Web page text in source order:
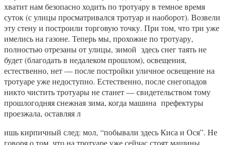
хватит нам безопасно ходить по тротуару в темное время
суток (с улицы просматривался тротуар и наоборот). Возвели
эту стену и построили торговую точку. При том, что три уже
имелись на газоне. Теперь мы, прохожие по тротуару,
полностью отрезаны от улицы, зимой здесь снег таять не
будет (благодать в недалеком прошлом), освещения,
естественно, нет — после постройки уличное освещение на
тротуаре уже недоступно. Естественно, после снегопадов
никто чистить тротуары не станет — свидетельством тому
прошлогодняя снежная зима, когда машина префектуры
проезжала, оставляя л
ишь кирпичный след: мол, “побывали здесь Киса и Ося”. Не
говоря о том, что на тротуаре уже сейчас стоят машины